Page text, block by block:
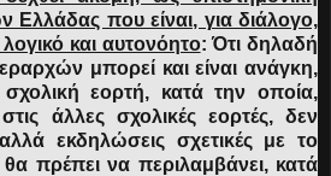
που είναι, για διάλογο,
και αυτονόητο:Ότι δηλαδή
μπορεί και είναι ανάγκη,
εορτή, κατά την οποία,
άλλες σχολικές εορτές, δεν
εκδηλώσεις σχετικές με το
πρέπει να περιλαμβάνει, κατά